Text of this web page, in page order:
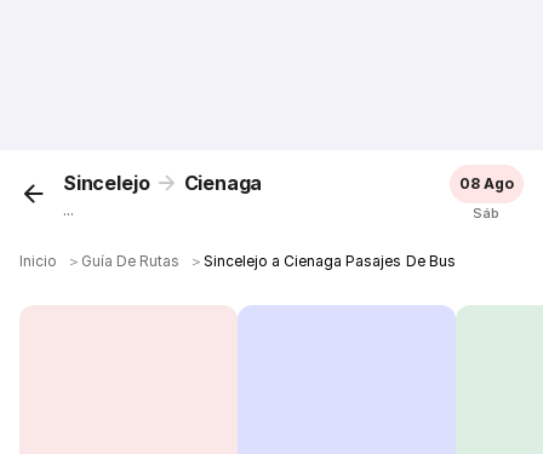
Sincelejo Cienaga
...
08 Ago
Sáb
Inicio ＞ Guía De Rutas ＞ Sincelejo a Cienaga Pasajes De Bus